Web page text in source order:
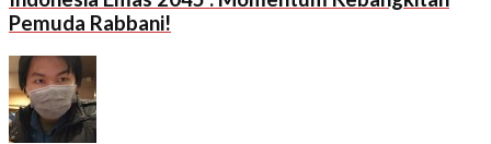
Pemuda Rabbani!